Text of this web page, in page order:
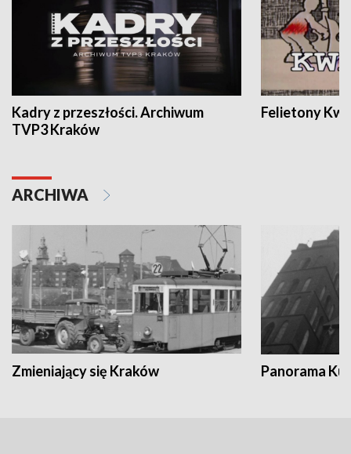
Kadry z przeszłości. Archiwum
TVP3 Kraków
Felietony
ARCHIWA
Zmieniający się Kraków Panorama